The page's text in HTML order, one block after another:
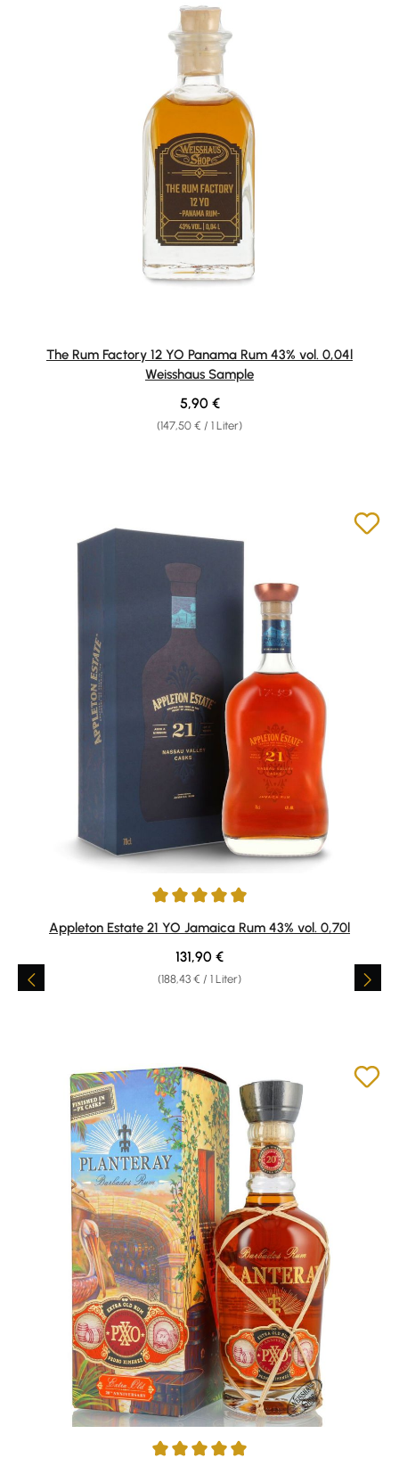
The Rum Factory 12 YO Panama Rum 43% vol. 0,04l
Weisshaus Sample
(147,50 € / 1 Liter)
Regulärer Preis:
5,90 €
Durchschnittliche Bewertung von 4.96 von 5 Sternen
Appleton Estate 21 YO Jamaica Rum 43% vol. 0,70l
(188,43 € / 1 Liter)
Regulärer Preis:
131,90 €